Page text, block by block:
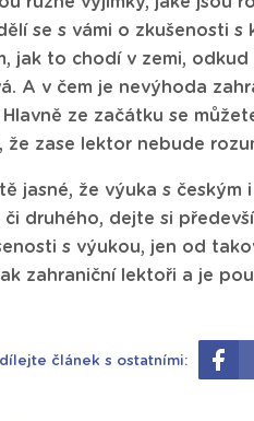
se s vámi o zkušenosti s
jak to chodí v zemi,
A v čem je nevýhoda
ze začátku se
zase lektor nebude
jasné, že výuka s
druhého, dejte si
s výukou, jen od
zahraniční lektoři a je
článek s ostatními: